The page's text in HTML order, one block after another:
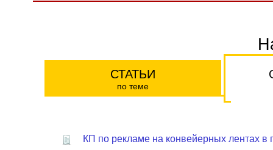
СТАТЬИ
по теме
КП по рекламе на конвейерных лентах в